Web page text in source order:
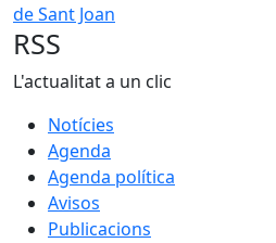
de Sant Joan
RSS
L'actualitat a un clic
Notícies
Agenda
Agenda política
Avisos
Publicacions